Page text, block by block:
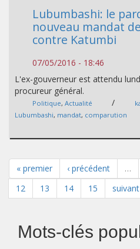
Lubumbashi: le
nouveau mandat
contre Katumbi
07/05/2016 - 18:46
L'ex-gouverneur est attendu
procureur général.
Politique, Actualité /
Lubumbashi, mandat, comparution
« premier ‹ précédent …
12
13 14 15 suivant
Mots-clés